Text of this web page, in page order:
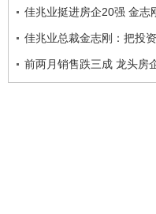
佳兆业挺进房企20强 金志
佳兆业总裁金志刚：把投
前两月销售跌三成 龙头房